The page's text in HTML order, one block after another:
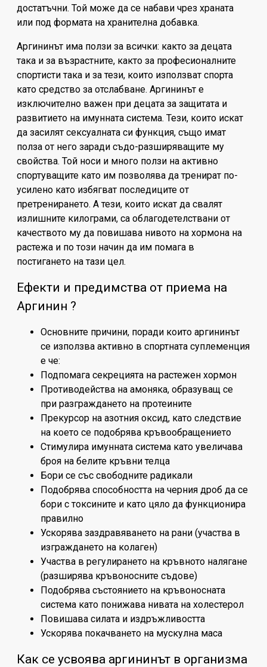
достатъчни. Той може да се набави чрез храната
или под формата на хранителна добавка.
Аргининът има ползи за всички: както за децата
така и за възрастните, както за професионалните
спортисти така и за тези, които използват спорта
като средство за отслабване. Аргининът е
изключително важен при децата за защитата и
развитието на имунната система. Тези, които искат
да засилят сексуалната си функция, също имат
полза от него заради съдо-разширяващите му
свойства. Той носи и много ползи на активно
спортуващите като им позволява да тренират по-
усилено като избягват последиците от
претренирането. А тези, които искат да свалят
излишните килограми, са облагодетелствани от
качеството му да повишава нивото на хормона на
растежа и по този начин да им помага в
постигането на тази цел.
Ефекти и предимства от приема на
Аргинин ?
Основните причини, поради които аргининът
се използва активно в спортната суплеменция
е че:
Подпомага секрецията на растежен хормон
Противодейства на амоняка, образуващ се
при разграждането на протеините
Прекурсор на азотния оксид, като следствие
на което се подобрява кръвообращението
Стимулира имунната система като увеличава
броя на белите кръвни телца
Бори се със свободните радикали
Подобрява способността на черния дроб да се
бори с токсините и като цяло да функционира
правилно
Ускорява заздравяването на рани (участва в
изграждането на колаген)
Участва в регулирането на кръвното налягане
(разширява кръвоносните съдове)
Подобрява състоянието на кръвоносната
система като понижава нивата на холестерол
Повишава силата и издръжливостта
Ускорява покачването на мускулна маса
Как се усвоява аргининът в организма